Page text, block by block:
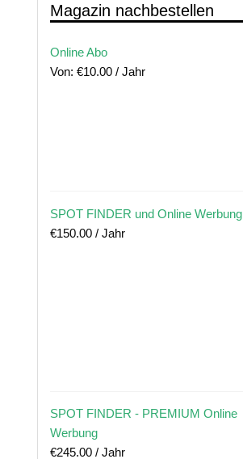
Magazin nachbestellen
Online Abo
Von: €10.00 / Jahr
SPOT FINDER und Online Werbung
€150.00 / Jahr
SPOT FINDER - PREMIUM Online
Werbung
€245.00 / Jahr